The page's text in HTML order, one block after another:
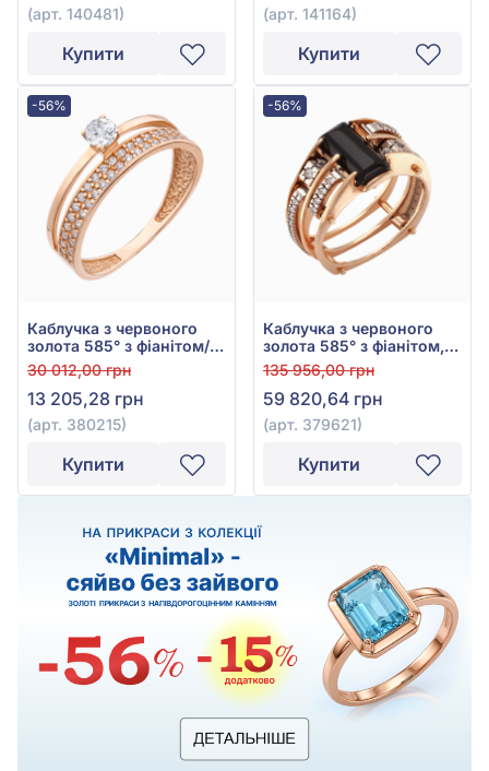
(арт. 140481)
Купити
(арт. 141164)
Купити
-56%
Каблучка з червоного
золота 585° з фіанітом/
куб.цирконієм, арт.
380215
30 012,00 грн
13 205,28 грн
(арт. 380215)
Купити
-56%
Каблучка з червоного
золота 585° з фіанітом,
куб. цирконієм та
чорним агатом, арт.
379621
135 956,00 грн
59 820,64 грн
(арт. 379621)
Купити